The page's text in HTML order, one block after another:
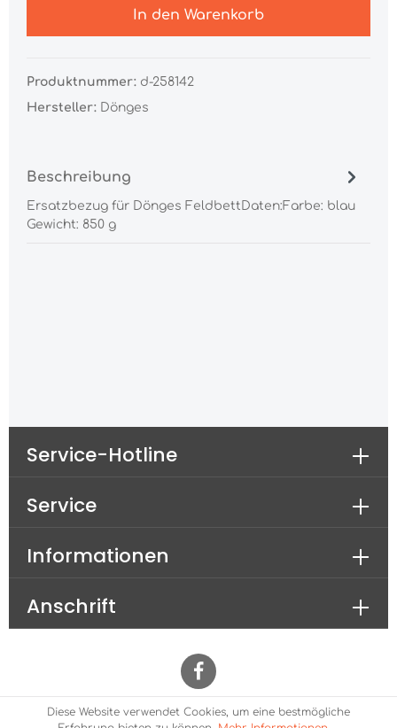
In den Warenkorb
Produktnummer: d-258142
Hersteller: Dönges
Beschreibung
Ersatzbezug für Dönges FeldbettDaten:Farbe: blau
Gewicht: 850 g
Anschrift
Service-Hotline
Service
Informationen
Diese Website verwendet Cookies, um eine bestmögliche